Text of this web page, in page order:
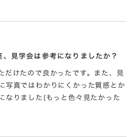
見学会は参考になりましたか？
だけたので良かったです。また、見
写真ではわかりにくかった質感とか
なりました(もっと色々見たかった